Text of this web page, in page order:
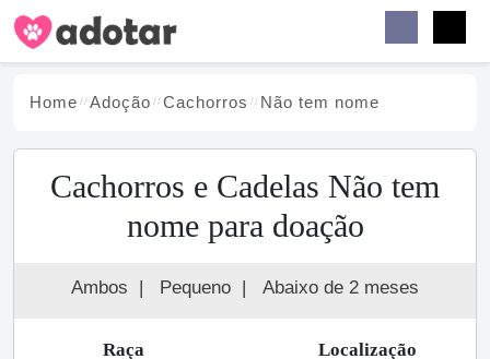
Home Adoção Cachorros Não tem nome
Cachorros e Cadelas Não tem
nome para doação
Ambos | Pequeno | Abaixo de 2 meses
Raça
Localização